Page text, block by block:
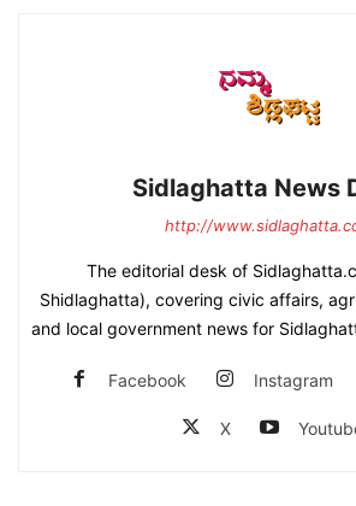
Sidlaghatta News
http://
The editorial desk of
Shidlaghatta), covering civic affairs,
and local government news for
Facebook Instagram
X